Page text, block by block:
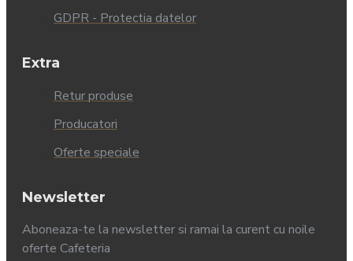
GDPR - Protectia datelor
Extra
Retur produse
Producatori
Oferte speciale
Newsletter
Aboneaza-te la newsletter si ramai la curent cu noile
oferte Cafeteria